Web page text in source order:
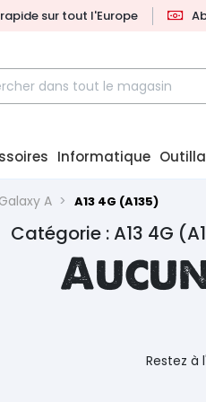
sur tout l'Europe
Informatique
Galaxy A A13 4G (A135)
Catégorie : A13 4G
Restez